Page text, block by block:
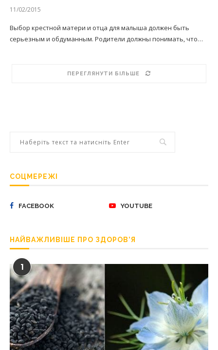
11/02/2015
Выбор крестной матери и отца для малыша должен быть
серьезным и обдуманным. Родители должны понимать, что…
ПЕРЕГЛЯНУТИ БІЛЬШЕ
СОЦМЕРЕЖІ
FACEBOOK YOUTUBE
НАЙВАЖЛИВІШЕ ПРО ЗДОРОВ’Я
1